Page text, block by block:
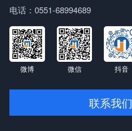
电话：0551-68994689
微博 微信 抖音
联系我们